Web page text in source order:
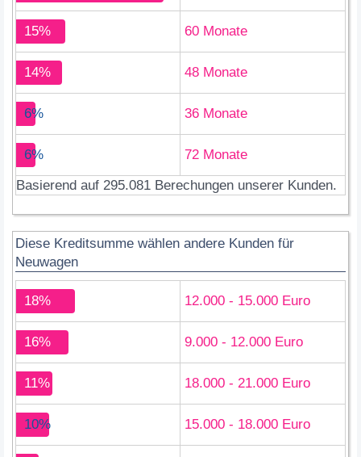
15% 60 Monate
14% 48 Monate
6% 36 Monate
6%
72 Monate
Basierend auf 295.081 Berechungen unserer Kunden.
Diese Kreditsumme wählen andere Kunden für
Neuwagen
18% 12.000 - 15.000 Euro
16% 9.000 - 12.000 Euro
11% 18.000 - 21.000 Euro
10% 15.000 - 18.000 Euro